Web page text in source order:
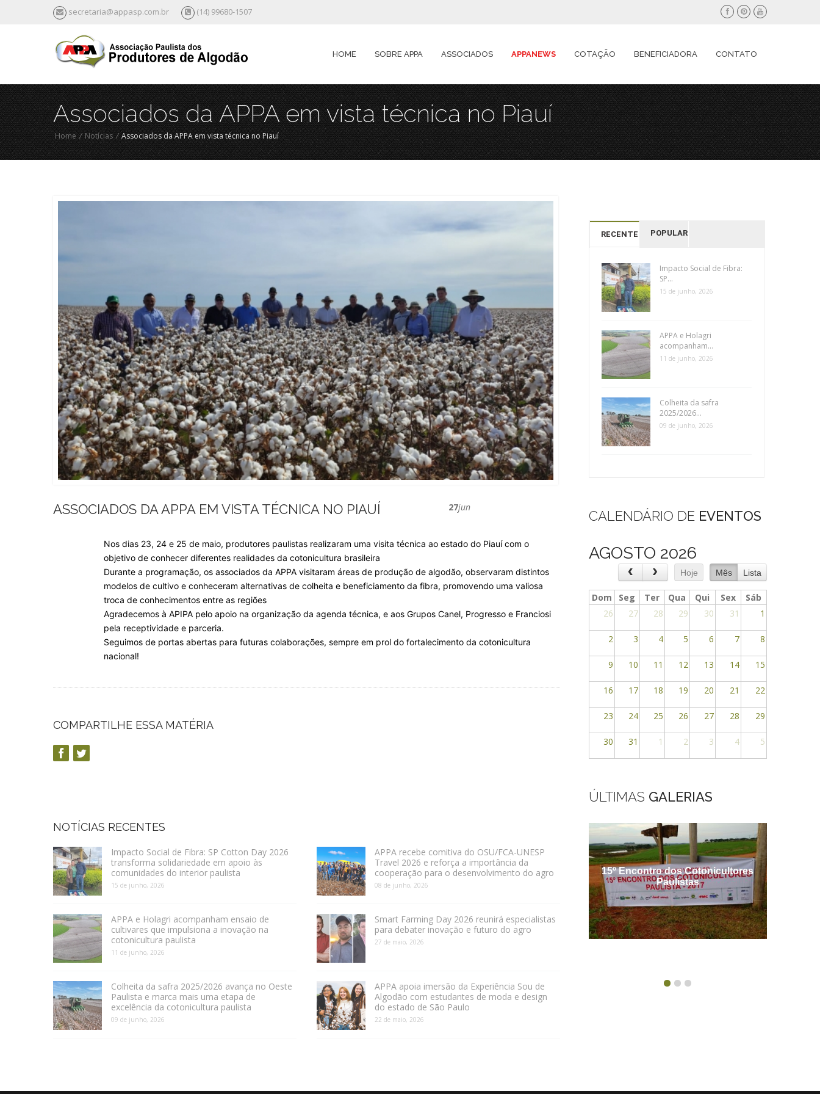
secretaria@appasp.com.br (14) 99680-1507
HOME SOBRE APPA ASSOCIADOS APPANEWS COTAÇÃO BENEFICIADORA CONTATO
Associados da APPA em vista técnica no Piauí
Home / Notícias /Associados da APPA em vista técnica no Piauí
27jun
ASSOCIADOS DA APPA EM VISTA TÉCNICA NO PIAUÍ
Nos dias 23, 24 e 25 de maio, produtores paulistas realizaram uma visita técnica ao estado do Piauí com o
objetivo de conhecer diferentes realidades da cotonicultura brasileira
Durante a programação, os associados da APPA visitaram áreas de produção de algodão, observaram distintos
modelos de cultivo e conheceram alternativas de colheita e beneficiamento da fibra, promovendo uma valiosa
troca de conhecimentos entre as regiões
Agradecemos à APIPA pelo apoio na organização da agenda técnica, e aos Grupos Canel, Progresso e Franciosi
pela receptividade e parceria.
Seguimos de portas abertas para futuras colaborações, sempre em prol do fortalecimento da cotonicultura
nacional!
COMPARTILHE ESSA MATÉRIA
NOTÍCIAS RECENTES
Impacto Social de Fibra: SP Cotton Day 2026
transforma solidariedade em apoio às
comunidades do interior paulista
15 de junho, 2026
APPA e Holagri acompanham ensaio de
cultivares que impulsiona a inovação na
cotonicultura paulista
11 de junho, 2026
Colheita da safra 2025/2026 avança no Oeste
Paulista e marca mais uma etapa de
excelência da cotonicultura paulista
09 de junho, 2026
APPA recebe comitiva do OSU/FCA-UNESP
Travel 2026 e reforça a importância da
cooperação para o desenvolvimento do agro
08 de junho, 2026
Smart Farming Day 2026 reunirá especialistas
para debater inovação e futuro do agro
27 de maio, 2026
APPA apoia imersão da Experiência Sou de
Algodão com estudantes de moda e design
do estado de São Paulo
22 de maio, 2026
RECENTES POPULAR
Impacto Social de Fibra:
SP...
15 de junho, 2026
APPA e Holagri
acompanham...
11 de junho, 2026
Colheita da safra
2025/2026...
09 de junho, 2026
CALENDÁRIO DE EVENTOS
AGOSTO 2026
Hoje Mês Lista
Dom Seg Ter Qua Qui Sex
Sáb
26
27 28 29 30 31 1
2 3 4 5 6 7 8
9 10 11 12 13 14 15
16 17 18 19 20 21 22
23 24 25 26 27 28 29
30 31 1 2 3 4 5
ÚLTIMAS GALERIAS
15º Encontro dos Cotonicultores
Paulistas